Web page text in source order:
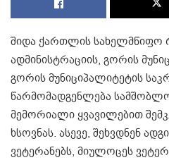
შიდა ქართლის სახელმწიფო
ადმინისტრაციის, გორის
გორის მუნიციპალიტეტის
წარმომადგენლება
მემორიალი ყვავილებით
ხსოვნას. ასევე, შეხვდნენ
ვეტერანებს, მიულოცეს